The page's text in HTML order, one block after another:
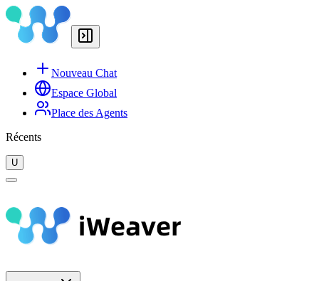
Nouveau Chat
Espace Global
Place des Agents
Récents
U